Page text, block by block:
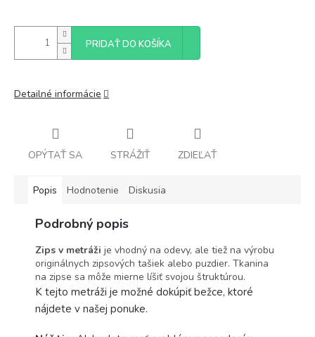
PRIDAŤ DO KOŠÍKA
Detailné informácie
OPÝTAŤ SA STRÁŽIŤ ZDIEĽAŤ
Popis Hodnotenie Diskusia
Podrobný popis
Zips v metráži je vhodný na odevy, ale tiež na výrobu
originálnych zipsových tašiek alebo puzdier. Tkanina
na zipse sa môže mierne líšiť svojou štruktúrou.
K tejto metráži je možné dokúpiť bežce, ktoré
nájdete v našej ponuke.